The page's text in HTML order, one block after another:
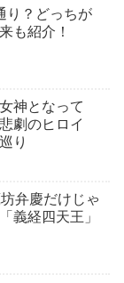
り？どっちが
も紹介！
神となって
劇のヒロイ
り
弁慶だけじゃ
義経四天王」